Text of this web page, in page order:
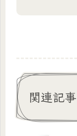
関連記事